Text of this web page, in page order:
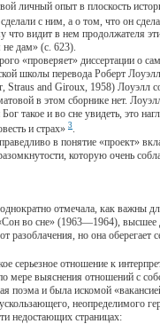
опыт в плоскость
с ним, а о том, что он
что видит в нем продолжателя
дам» (с. 623).
«проверяет» диссертации о
школы перевода Роберт
Straus and Giroux, 1958) Лоуэлл
в этом сборнике нет.
Бог такое и во сне увидеть, это
и страх» 3 .
в понятие «проект»
которую очень
отмечала, как важны для
во сне» (1963—1964), высшее
разоблачения, но она
серьезное отношение к
мере выяснения отношений с
и была искомой
неопределимого
недостающих страницах: